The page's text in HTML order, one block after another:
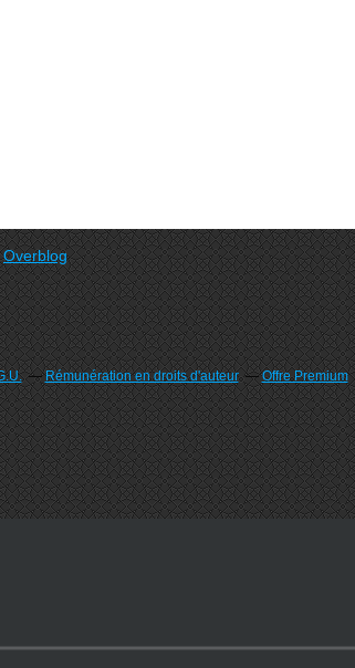
Overblog
Rémunération en droits d'auteur Offre Premium